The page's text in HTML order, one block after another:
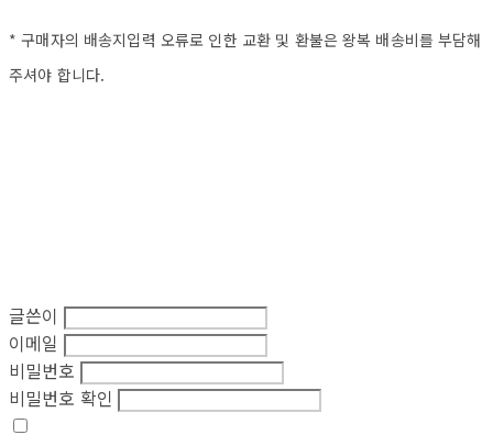
* 구매자의 배송지입력 오류로 인한 교환 및 환불은 왕복 배송비를 부담해
주셔야 합니다.
글쓴이
이메일
비밀번호
비밀번호 확인